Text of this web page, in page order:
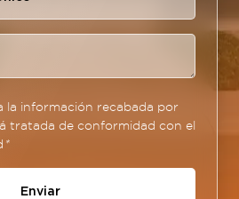
la información recabada por
tratada de conformidad con el
*
Enviar